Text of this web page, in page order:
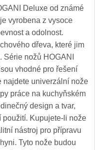
Deluxe od známé
vyrobena z vysoce
a odolnost.
dřeva, které jim
nožů HOGANI
vhodné pro řešení
najdete univerzální nože
práce na kuchyňském
design a tvar,
Kupujete-li nože
nástroj pro přípravu
Tyto nože budou